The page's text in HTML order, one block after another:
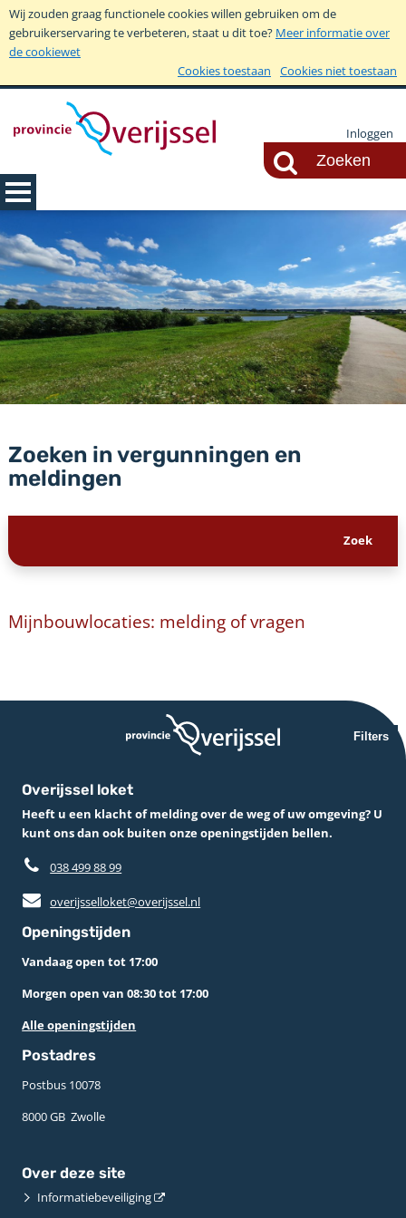
Wij zouden graag functionele cookies willen gebruiken om de
gebruikerservaring te verbeteren, staat u dit toe? Meer informatie over
de cookiewet
Cookies toestaan
Cookies niet toestaan
Inloggen
Zoeken in vergunningen en
meldingen
Mijnbouwlocaties: melding of vragen
Filters
Overijssel loket
Heeft u een klacht of melding over de weg of uw omgeving? U
kunt ons dan ook buiten onze openingstijden bellen.
038 499 88 99
overijsselloket@overijssel.nl
Openingstijden
Vandaag open tot 17:00
Morgen open van 08:30 tot 17:00
Alle openingstijden
Postadres
Postbus 10078 ­
8000 GB ­ Zwolle
Over deze site
Informatiebeveiliging